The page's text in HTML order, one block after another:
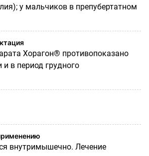
у мальчиков в препубертатном
Хорагон® противопоказано
и в период грудного
внутримышечно. Лечение